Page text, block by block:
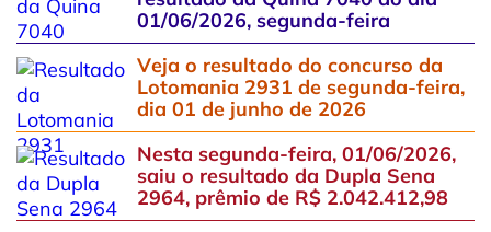
01/06/2026, segunda-feira
Veja o resultado do concurso da
Lotomania 2931 de segunda-feira,
dia 01 de junho de 2026
Nesta segunda-feira, 01/06/2026,
saiu o resultado da Dupla Sena
2964, prêmio de R$ 2.042.412,98